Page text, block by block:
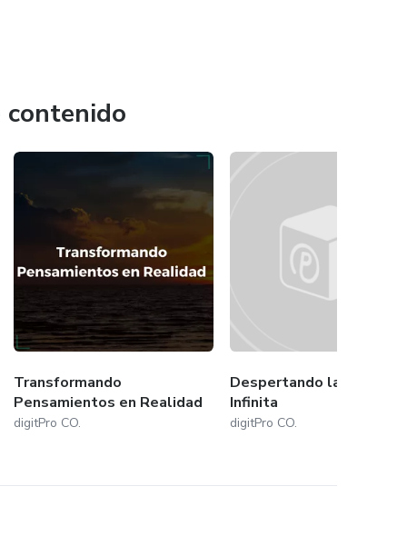
contenido
Transformando
Pensamientos en Realidad
digitPro CO.
Despertando la Abundancia
Infinita
digitPro CO.